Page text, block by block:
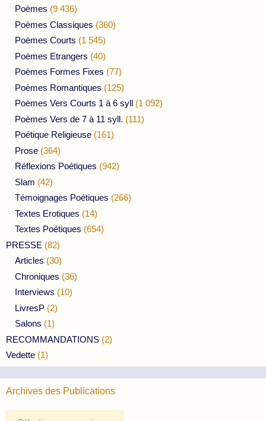
Poèmes (9 436)
Poèmes Classiques (360)
Poèmes Courts (1 545)
Poèmes Etrangers (40)
Poèmes Formes Fixes (77)
Poèmes Romantiques (125)
Poèmes Vers Courts 1 à 6 syll (1 092)
Poèmes Vers de 7 à 11 syll. (111)
Poétique Religieuse (161)
Prose (364)
Réflexions Poétiques (942)
Slam (42)
Témoignages Poétiques (266)
Textes Erotiques (14)
Textes Poétiques (654)
PRESSE (82)
Articles (30)
Chroniques (36)
Interviews (10)
LivresP (2)
Salons (1)
RECOMMANDATIONS (2)
Vedette (1)
Archives des Publications